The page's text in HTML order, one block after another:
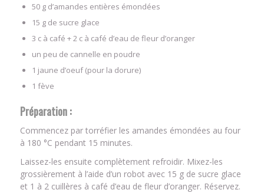
50 g d’amandes entières émondées
15 g de sucre glace
3 c à café + 2 c à café d’eau de fleur d’oranger
un peu de cannelle en poudre
1 jaune d’oeuf (pour la dorure)
1 fève
Préparation :
Commencez par torréfier les amandes émondées au four
à 180 °C pendant 15 minutes.
Laissez-les ensuite complètement refroidir. Mixez-les
grossièrement à l’aide d’un robot avec 15 g de sucre glace
et 1 à 2 cuillères à café d’eau de fleur d’oranger. Réservez.